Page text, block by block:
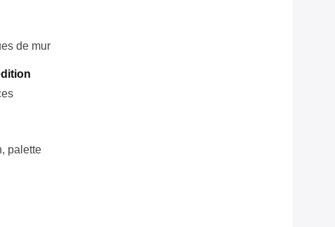
de mur
palette